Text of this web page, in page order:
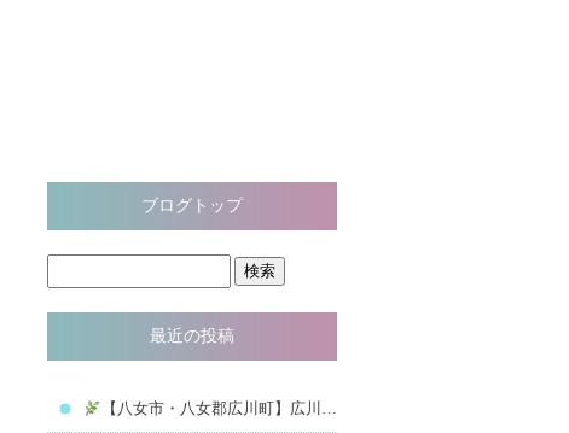
ブログトップ
最近の投稿
【八女市・八女郡広川町】広川インター近く！整体院Re:fineで“健康と美”を叶える整体